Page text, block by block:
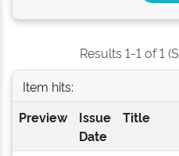
Results 1-1 of 1
Item hits:
Preview
Issue
Date
Title